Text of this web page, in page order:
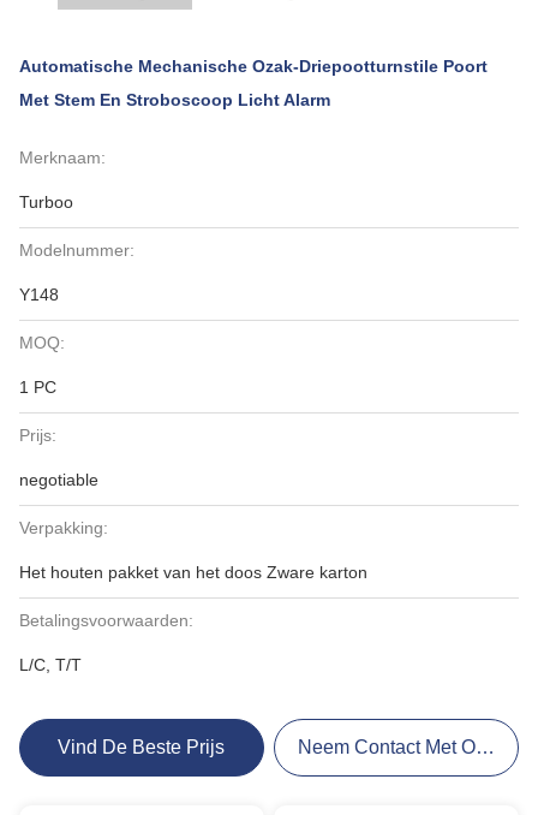
Automatische Mechanische Ozak-Driepootturnstile Poort
Met Stem En Stroboscoop Licht Alarm
Merknaam:
Turboo
Modelnummer:
Y148
MOQ:
1 PC
Prijs:
negotiable
Verpakking:
Het houten pakket van het doos Zware karton
Betalingsvoorwaarden:
L/C, T/T
Vind De Beste Prijs Neem Contact Met Ons Op